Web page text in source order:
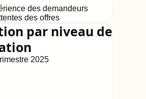
des demandeurs
des offres
par niveau de
2025